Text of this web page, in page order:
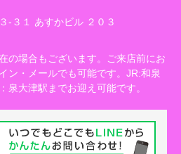
-３１ あすかビル ２０３
の場合もございます。ご来店前にお
ン・メールでも可能です。JR:和泉
泉大津駅までお迎え可能です。